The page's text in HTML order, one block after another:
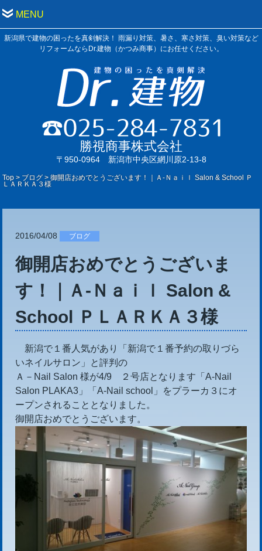
MENU
新潟県で建物の困ったを真剣解決！ 雨漏り対策、暑さ、寒さ対策、臭い対策など
リフォームならDr.建物（かつみ商事）にお任せください。
勝視商事株式会社
〒950-0964 新潟市中央区網川原2-13-8
Top > ブログ >御開店おめでとうございます！｜Ａ-Ｎａｉｌ Salon & School Ｐ
ＬＡＲＫＡ３様
2016/04/08 ブログ
御開店おめでとうございま
す！｜Ａ-Ｎａｉｌ Salon &
School ＰＬＡＲＫＡ３様
新潟で１番人気があり「新潟で１番予約の取りづら
いネイルサロン」と評判の
Ａ－Nail Salon 様が4/9 ２号店となります「A-Nail
Salon PLAKA3」「A-Nail school」をプラーカ３にオ
ープンされることとなりました。
御開店おめでとうございます。